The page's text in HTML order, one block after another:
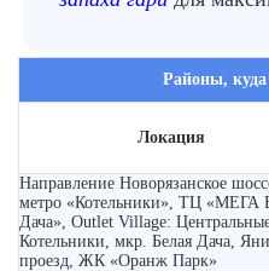
Районы,
Локация
Направление Новорязанское
метро «Котельники», ТЦ «МЕГА
Дача», Outlet Village:
Котельники, мкр. Белая Дача,
проезд, ЖК «Оранж Парк»